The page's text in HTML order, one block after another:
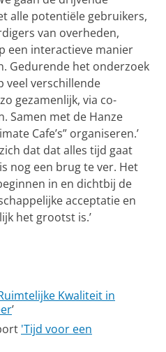
alle potentiële gebruikers,
van overheden,
een interactieve manier
Gedurende het onderzoek
veel verschillende
gezamenlijk, via co-
Samen met de Hanze
Cafe’s” organiseren.’
dat dat alles tijd gaat
nog een brug te ver. Het
in en dichtbij de
acceptatie en
het grootst is.’
Kwaliteit in
’
'Tijd voor een